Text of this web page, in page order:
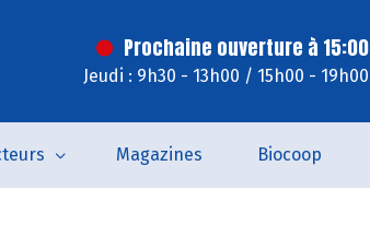
Prochaine ouverture à 15:00
Jeudi : 9h30 - 13h00 / 15h00 - 19h00
Magazines Biocoop